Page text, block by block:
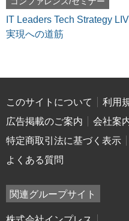
IT Leaders Tech Strategy
実現への道筋
このサイトについて 利用
広告掲載のご案内
会社案
特定商取引法に基づく表示
よくある質問
関連グループサイト